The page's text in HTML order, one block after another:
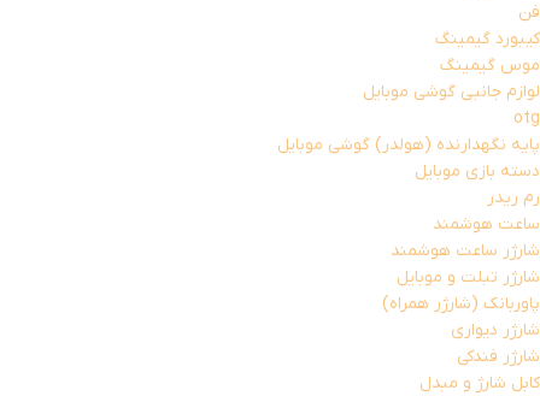
فن
کیبورد گیمینگ
موس گیمینگ
لوازم جانبی گوشی موبایل
otg
پایه نگهدارنده (هولدر) گوشی موبایل
دسته بازی موبایل
رم ریدر
ساعت هوشمند
شارژر ساعت هوشمند
شارژر تبلت و موبایل
پاوربانک (شارژر همراه)
شارژر دیواری
شارژر فندکی
کابل شارژ و مبدل